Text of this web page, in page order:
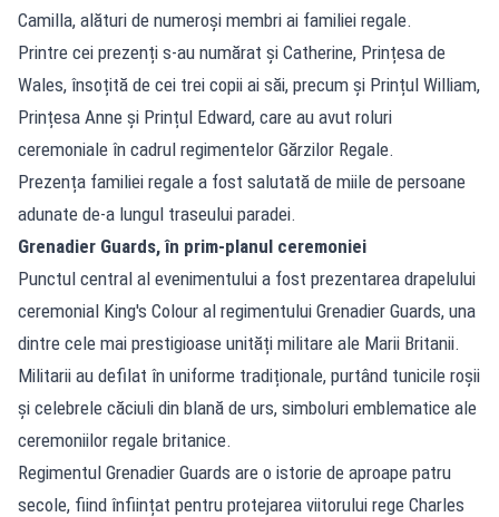
Camilla, alături de numeroși membri ai familiei regale.
Printre cei prezenți s-au numărat și Catherine, Prințesa de
Wales, însoțită de cei trei copii ai săi, precum și Prințul William,
Prințesa Anne și Prințul Edward, care au avut roluri
ceremoniale în cadrul regimentelor Gărzilor Regale.
Prezența familiei regale a fost salutată de miile de persoane
adunate de-a lungul traseului paradei.
Grenadier Guards, în prim-planul ceremoniei
Punctul central al evenimentului a fost prezentarea drapelului
ceremonial King's Colour al regimentului Grenadier Guards, una
dintre cele mai prestigioase unități militare ale Marii Britanii.
Militarii au defilat în uniforme tradiționale, purtând tunicile roșii
și celebrele căciuli din blană de urs, simboluri emblematice ale
ceremoniilor regale britanice.
Regimentul Grenadier Guards are o istorie de aproape patru
secole, fiind înființat pentru protejarea viitorului rege Charles